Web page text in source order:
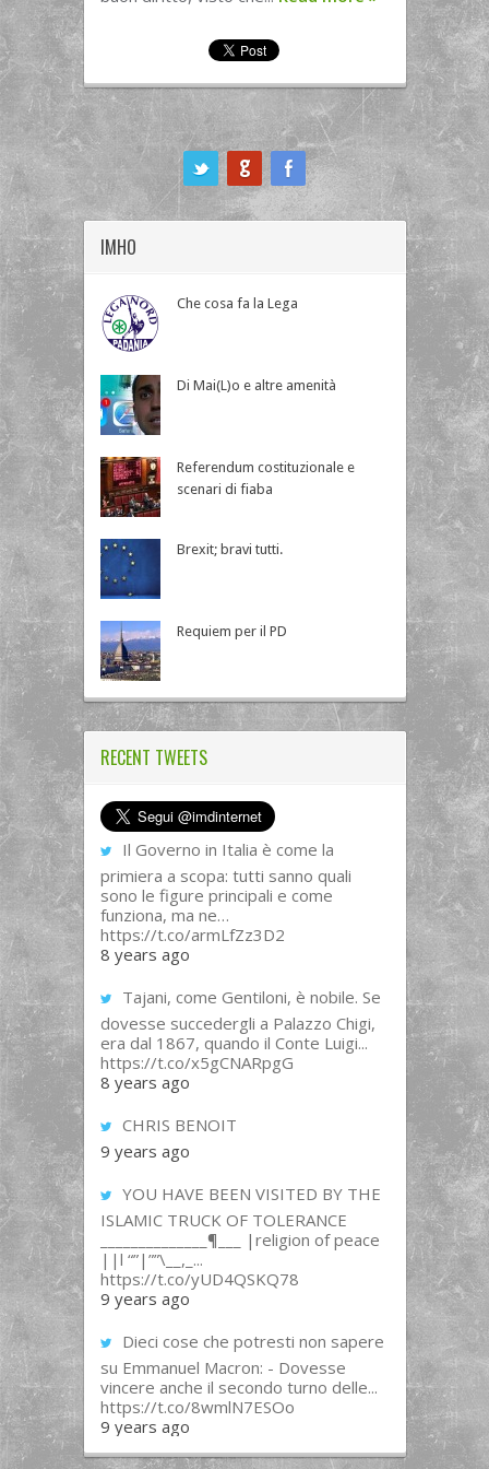
IMHO
Che cosa fa la Lega
Di Mai(L)o e altre amenità
Referendum costituzionale e
scenari di fiaba
Brexit; bravi tutti.
Requiem per il PD
RECENT TWEETS
Il Governo in Italia è come la
primiera a scopa: tutti sanno quali
sono le figure principali e come
funziona, ma ne…
https://t.co/armLfZz3D2
8 years ago
Tajani, come Gentiloni, è nobile. Se
dovesse succedergli a Palazzo Chigi,
era dal 1867, quando il Conte Luigi...
https://t.co/x5gCNARpgG
8 years ago
CHRIS BENOIT
9 years ago
YOU HAVE BEEN VISITED BY THE
ISLAMIC TRUCK OF TOLERANCE
______________¶___ |religion of peace
||l “”|””\__,_...
https://t.co/yUD4QSKQ78
9 years ago
Dieci cose che potresti non sapere
su Emmanuel Macron: - Dovesse
vincere anche il secondo turno delle...
https://t.co/8wmlN7ESOo
9 years ago